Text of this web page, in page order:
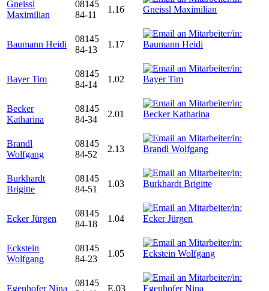
Gneissl
Maximilian
08145
84-11
1.16
Baumann Heidi
08145
84-13
1.17
Bayer Tim
08145
84-14
1.02
Becker
Katharina
08145
84-34
2.01
Brandl
Wolfgang
08145
84-52
2.13
Burkhardt
Brigitte
08145
84-51
1.03
Ecker Jürgen
08145
84-18
1.04
Eckstein
Wolfgang
08145
84-23
1.05
Egenhofer Nina
08145
E.03